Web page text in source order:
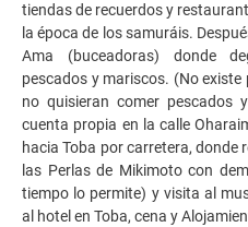
tiendas de recuerdos y
la época de los samuráis.
Ama (buceadoras) donde
pescados y mariscos. (No
no quisieran comer pescados
cuenta propia en la calle
hacia Toba por carretera, donde
las Perlas de Mikimoto con
tiempo lo permite) y visita al
al hotel en Toba, cena y